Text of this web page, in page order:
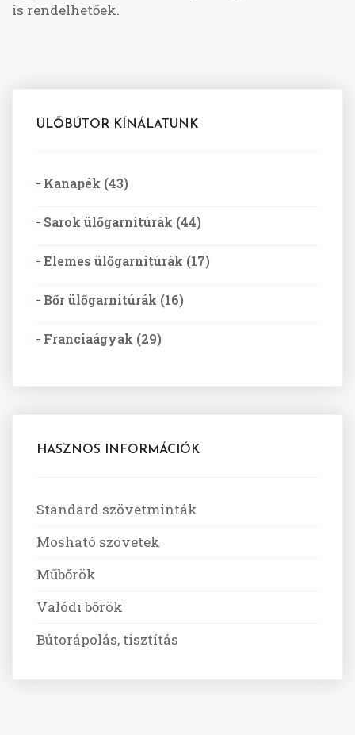
is rendelhetőek.
ÜLŐBÚTOR KÍNÁLATUNK
Kanapék (43)
Sarok ülőgarnitúrák (44)
Elemes ülőgarnitúrák (17)
Bőr ülőgarnitúrák (16)
Franciaágyak (29)
HASZNOS INFORMÁCIÓK
Standard szövetminták
Mosható szövetek
Műbőrök
Valódi bőrök
Bútorápolás, tisztítás